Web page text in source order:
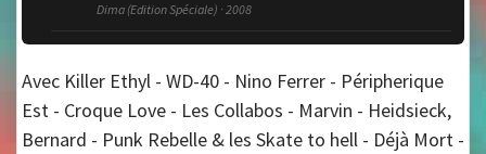
Dima (Edition Spéciale) · 2008
Avec Killer Ethyl - WD-40 - Nino Ferrer - Péripherique
Est - Croque Love - Les Collabos - Marvin - Heidsieck,
Bernard - Punk Rebelle & les Skate to hell - Déjà Mort -